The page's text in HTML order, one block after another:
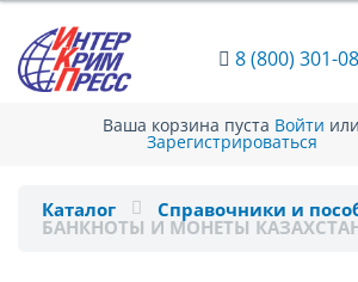
8 (800) 301-
Ваша корзина пуста Войти или
Зарегистрироваться
Каталог Справочники и
БАНКНОТЫ И МОНЕТЫ